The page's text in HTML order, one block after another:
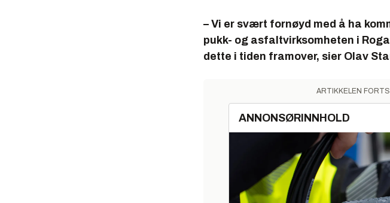
– Vi er svært fornøyd med å ha
pukk- og asfaltvirksomheten i
dette i tiden framover, sier O lav
ARTIKKELEN
ANNONSØRINNHOLD